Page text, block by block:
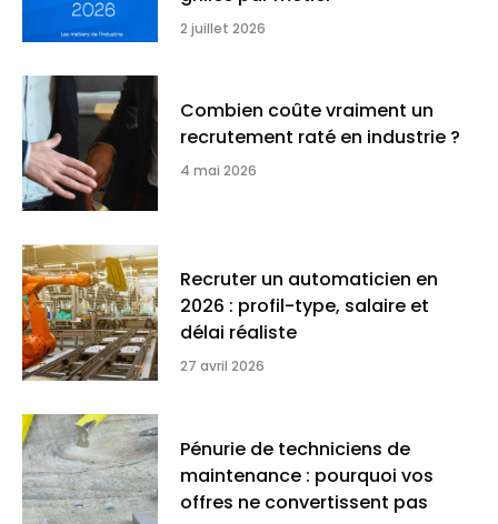
2 juillet 2026
Combien coûte vraiment un
recrutement raté en industrie ?
4 mai 2026
Recruter un automaticien en
2026 : profil-type, salaire et
délai réaliste
27 avril 2026
Pénurie de techniciens de
maintenance : pourquoi vos
offres ne convertissent pas